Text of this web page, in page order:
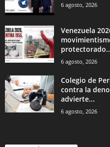
6 agosto, 2026
Venezuela
6 agosto, 2026
Colegio de
contra la
advierte...
6 agosto, 2026